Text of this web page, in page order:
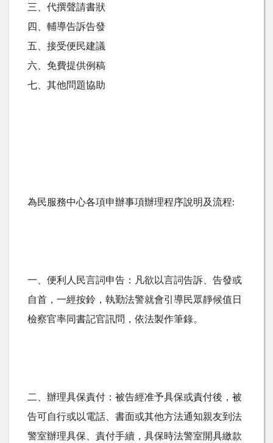
三、代撰聲請書狀
四、輔導告訴告發
五、接受便民建議
六、免費提供例稿
七、其他問題協助
為民服務中心各項申辦事項辦理程序說明及流程:
一、便利人民言詞申告：凡欲以言詞告訴、告發或
自首，一經按鈴，執勤法警就會引導民眾靜候值日
檢察官率同書記官訊問，依法製作筆錄。
二、辦理具保責付：被告經准予具保或責付後，被
告可自行或以電話、書面或其他方法通知親友到法
警室辦理具保、責付手續，具保時法警室開具繳款